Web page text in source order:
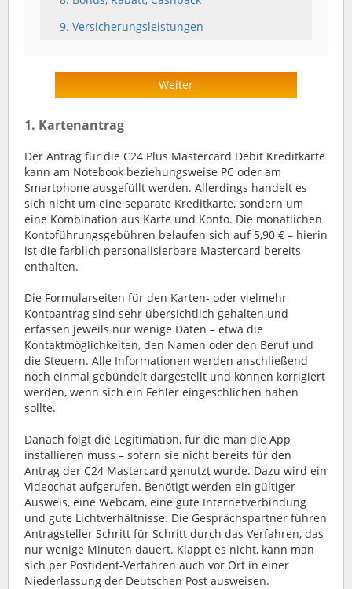
9. Versicherungsleistungen
Weiter
1. Kartenantrag
Der Antrag für die C24 Plus Mastercard Debit Kreditkarte
kann am Notebook beziehungsweise PC oder am
Smartphone ausgefüllt werden. Allerdings handelt es
sich nicht um eine separate Kreditkarte, sondern um
eine Kombination aus Karte und Konto. Die monatlichen
Kontoführungsgebühren belaufen sich auf 5,90 € – hierin
ist die farblich personalisierbare Mastercard bereits
enthalten.
Die Formularseiten für den Karten- oder vielmehr
Kontoantrag sind sehr übersichtlich gehalten und
erfassen jeweils nur wenige Daten – etwa die
Kontaktmöglichkeiten, den Namen oder den Beruf und
die Steuern. Alle Informationen werden anschließend
noch einmal gebündelt dargestellt und können korrigiert
werden, wenn sich ein Fehler eingeschlichen haben
sollte.
Danach folgt die Legitimation, für die man die App
installieren muss – sofern sie nicht bereits für den
Antrag der C24 Mastercard genutzt wurde. Dazu wird ein
Videochat aufgerufen. Benötigt werden ein gültiger
Ausweis, eine Webcam, eine gute Internetverbindung
und gute Lichtverhältnisse. Die Gesprächspartner führen
Antragsteller Schritt für Schritt durch das Verfahren, das
nur wenige Minuten dauert. Klappt es nicht, kann man
sich per Postident-Verfahren auch vor Ort in einer
Niederlassung der Deutschen Post ausweisen.